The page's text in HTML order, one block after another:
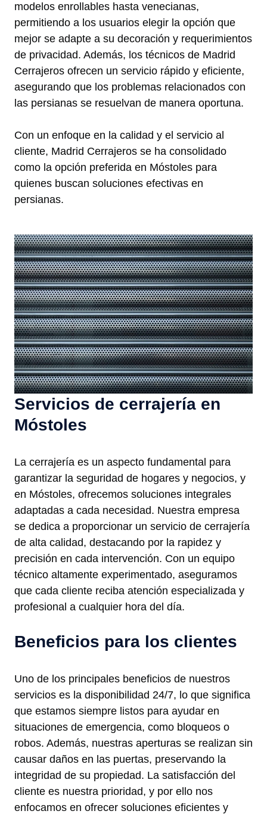
modelos enrollables hasta venecianas,
permitiendo a los usuarios elegir la opción que
mejor se adapte a su decoración y requerimientos
de privacidad. Además, los técnicos de Madrid
Cerrajeros ofrecen un servicio rápido y eficiente,
asegurando que los problemas relacionados con
las persianas se resuelvan de manera oportuna.
Con un enfoque en la calidad y el servicio al
cliente, Madrid Cerrajeros se ha consolidado
como la opción preferida en Móstoles para
quienes buscan soluciones efectivas en
persianas.
Servicios de cerrajería en
Móstoles
La cerrajería es un aspecto fundamental para
garantizar la seguridad de hogares y negocios, y
en Móstoles, ofrecemos soluciones integrales
adaptadas a cada necesidad. Nuestra empresa
se dedica a proporcionar un servicio de cerrajería
de alta calidad, destacando por la rapidez y
precisión en cada intervención. Con un equipo
técnico altamente experimentado, aseguramos
que cada cliente reciba atención especializada y
profesional a cualquier hora del día.
Beneficios para los clientes
Uno de los principales beneficios de nuestros
servicios es la disponibilidad 24/7, lo que significa
que estamos siempre listos para ayudar en
situaciones de emergencia, como bloqueos o
robos. Además, nuestras aperturas se realizan sin
causar daños en las puertas, preservando la
integridad de su propiedad. La satisfacción del
cliente es nuestra prioridad, y por ello nos
enfocamos en ofrecer soluciones eficientes y